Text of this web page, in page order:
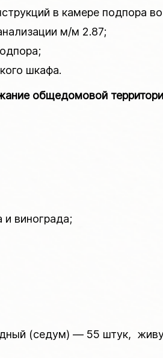
в камере подпора
м/м 2.87;
шкафа.
общедомовой
и винограда;
(седум) — 55 штук,